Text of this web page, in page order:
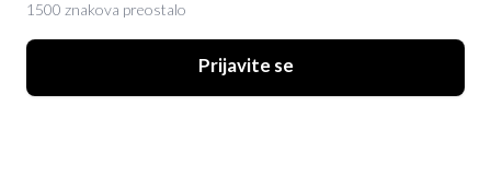
1500 znakova preostalo
Prijavite se